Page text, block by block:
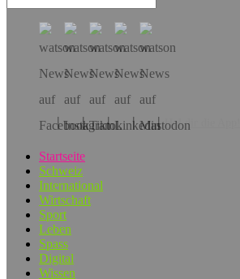
Hol dir die App!
Startseite
Schweiz
International
Wirtschaft
Sport
Leben
Spass
Digital
Wissen